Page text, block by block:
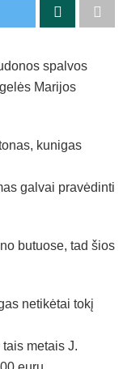
spalvos
Marijos
kunigas
galvai pravėdinti
butuose, tad šios
netikėtai tokį
metais J.